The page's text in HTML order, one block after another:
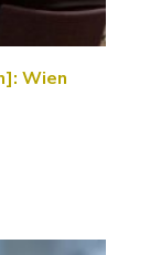
Wien